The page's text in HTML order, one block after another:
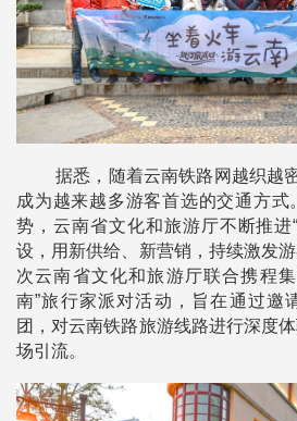
据悉，随着云南铁路网越织越
成为越来越多游客首选的交通方式
势，云南省文化和旅游厅不断推进
设，用新供给、新营销，持续激发
次云南省文化和旅游厅联合携程
南”旅行家派对活动，旨在通过邀
团，对云南铁路旅游线路进行深度
场引流。